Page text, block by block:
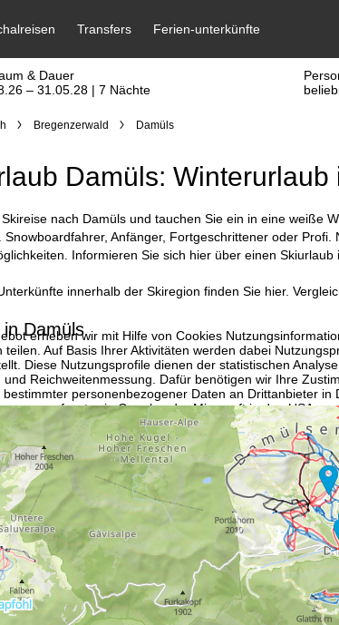
erheben wir mit Hilfe von Cookies
Auf Basis Ihrer Aktivitäten werden dabei
Diese Nutzungsprofile dienen der statistischen
und Reichweitenmessung. Dafür benötigen wir Ihre
personenbezogener Daten an Drittanbieter in
umfasst, wie Google oder Microsoft in den USA.
akzeptieren Sie den Einsatz von nicht
klicken, verwenden wir nur technisch und zur
und die Möglichkeit zur Änderung Ihrer
finden Sie in unseremImpressum .
unserer
Datenschutzerklärung .
& Dauer
– 31.05.28 | 7 Nächte
Bregenzerwald Damüls
Damüls: Winterurlaub
nach Damüls und tauchen Sie ein in eine weiße
Snowboardfahrer, Anfänger, Fortgeschrittener oder
Informieren Sie sich hier über einen
innerhalb der Skiregion finden Sie hier.
Damüls